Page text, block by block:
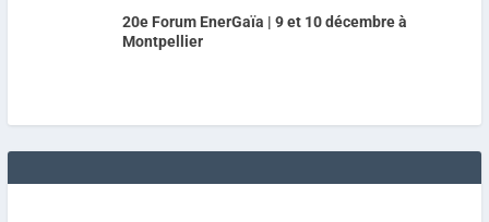
20e Forum EnerGaïa | 9 et 10 décembre à
Montpellier